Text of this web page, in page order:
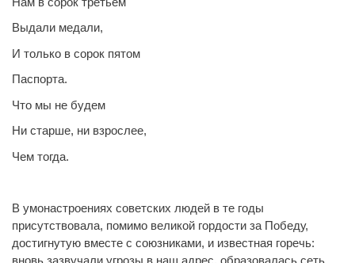
Выдали медали,
И только в сорок пятом
Паспорта.
Что мы не будем
Ни старше, ни взрослее,
Чем тогда.
В умонастроениях советских людей в те годы
присутствовала, помимо великой гордости за Победу,
достигнутую вместе с союзниками, и известная горечь:
вновь зазвучали угрозы в наш адрес, образовалась сеть